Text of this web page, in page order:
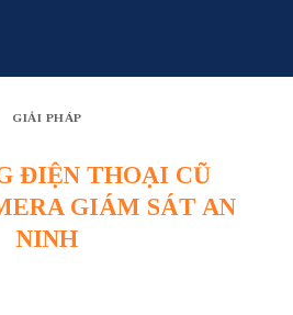
GIẢI PHÁP
ĐIỆN THOẠI CŨ
GIÁM SÁT AN
NINH